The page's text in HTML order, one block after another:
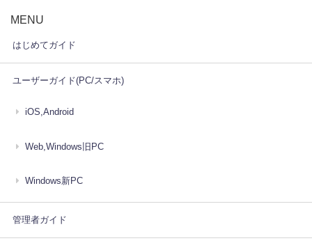
MENU
はじめてガイド
ユーザーガイド(PC/スマホ)
iOS,Android
Web,Windows旧PC
Windows新PC
管理者ガイド